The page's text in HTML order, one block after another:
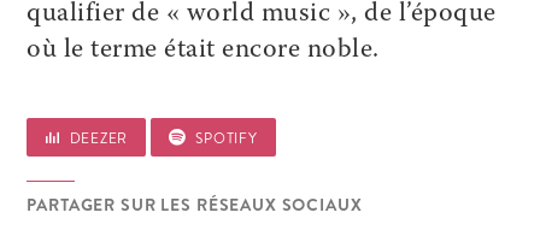
qualifier de « world music », de l’époque
où le terme était encore noble.
DEEZER SPOTIFY
PARTAGER SUR LES RÉSEAUX SOCIAUX